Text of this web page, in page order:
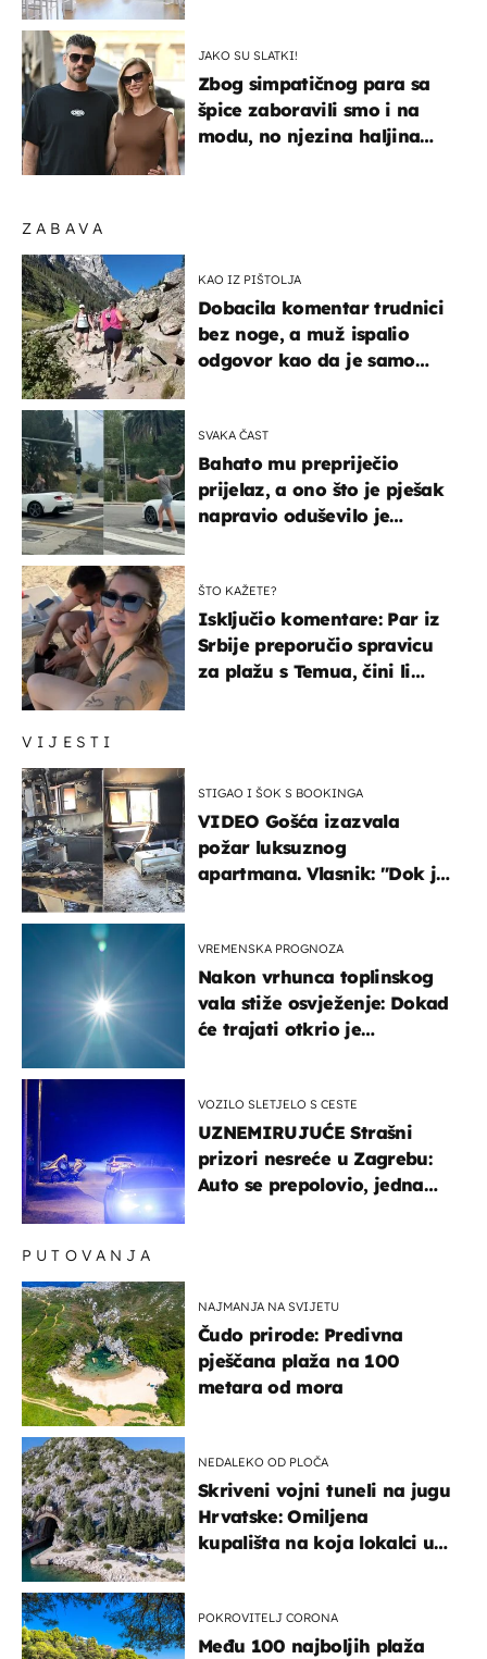
VIJESTI
STIGAO I ŠOK S BOOKINGA
VIDEO Gošća izazvala
požar luksuznog
apartmana. Vlasnik: "Dok je
VREMENSKA PROGNOZA
Nakon vrhunca toplinskog
vala stiže osvježenje: Dokad
će trajati otkrio je
VOZILO SLETJELO S CESTE
UZNEMIRUJUĆE Strašni
prizori nesreće u Zagrebu:
Auto se prepolovio, jedna
ZABAVA
KAO IZ PIŠTOLJA
Dobacila komentar trudnici
bez noge, a muž ispalio
odgovor kao da je samo
SVAKA ČAST
Bahato mu prepriječio
prijelaz, a ono što je pješak
napravio oduševilo je
ŠTO KAŽETE?
Isključio komentare: Par iz
Srbije preporučio spravicu
za plažu s Temua, čini li
PUTOVANJA
NAJMANJA NA SVIJETU
Čudo prirode: Predivna
pješčana plaža na 100
metara od mora
NEDALEKO OD PLOČA
Skriveni vojni tuneli na jugu
Hrvatske: Omiljena
kupališta na koja lokalci u
POKROVITELJ CORONA
Među 100 najboljih plaža
JAKO SU SLATKI!
Zbog simpatičnog para sa
špice zaboravili smo i na
modu, no njezina haljina